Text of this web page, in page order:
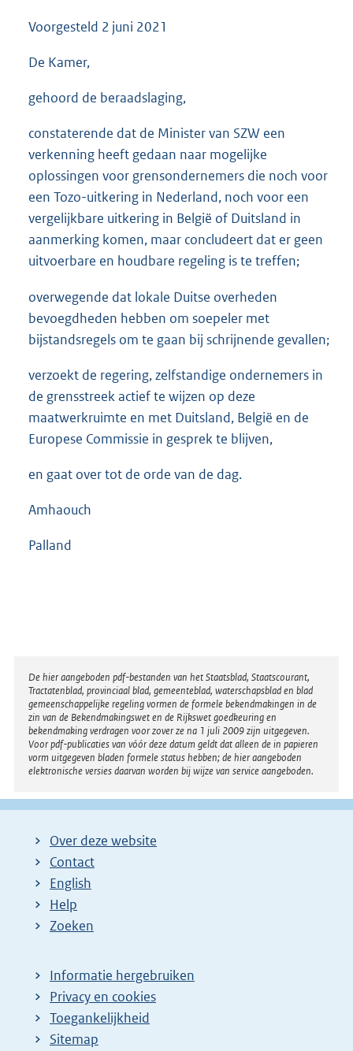
Voorgesteld 2 juni 2021
De Kamer,
gehoord de beraadslaging,
constaterende dat de Minister van SZW een
verkenning heeft gedaan naar mogelijke
oplossingen voor grensondernemers die noch voor
een Tozo-uitkering in Nederland, noch voor een
vergelijkbare uitkering in België of Duitsland in
aanmerking komen, maar concludeert dat er geen
uitvoerbare en houdbare regeling is te treffen;
overwegende dat lokale Duitse overheden
bevoegdheden hebben om soepeler met
bijstandsregels om te gaan bij schrijnende gevallen;
verzoekt de regering, zelfstandige ondernemers in
de grensstreek actief te wijzen op deze
maatwerkruimte en met Duitsland, België en de
Europese Commissie in gesprek te blijven,
en gaat over tot de orde van de dag.
Amhaouch
Palland
Disclaimer
De hier aangeboden pdf-bestanden van het Staatsblad, Staatscourant,
Tractatenblad, provinciaal blad, gemeenteblad, waterschapsblad en blad
gemeenschappelijke regeling vormen de formele bekendmakingen in de
zin van de Bekendmakingswet en de Rijkswet goedkeuring en
bekendmaking verdragen voor zover ze na 1 juli 2009 zijn uitgegeven.
Voor pdf-publicaties van vóór deze datum geldt dat alleen de in papieren
vorm uitgegeven bladen formele status hebben; de hier aangeboden
elektronische versies daarvan worden bij wijze van service aangeboden.
Over deze website
Contact
English
Help
Zoeken
Informatie hergebruiken
Privacy en cookies
Toegankelijkheid
Sitemap